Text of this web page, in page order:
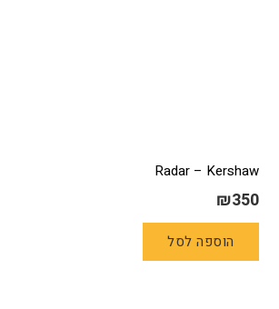
Radar – Kershaw
₪350
הוספה לסל